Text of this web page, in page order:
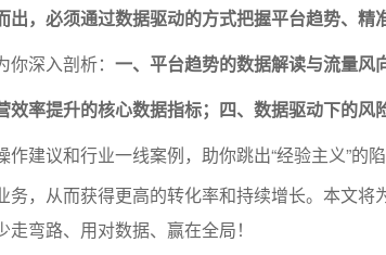
出，必须通过数据驱动的方式把握平台趋势、精
深入剖析： 一、平台趋势的数据解读与流量风
效率提升的核心数据指标；四、数据驱动下的风
建议和行业一线案例，助你跳出“经验主义”的
务，从而获得更高的转化率和持续增长。本文将
弯路、用对数据、赢在全局！